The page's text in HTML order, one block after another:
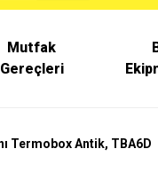
Mutfak
Gereçleri
Termobox Antik, TBA6D